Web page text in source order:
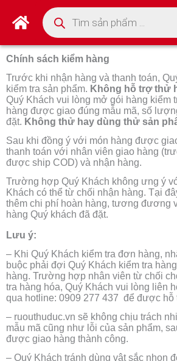
Chính sách kiểm hàng
Trước khi nhận hàng và thanh toán,
kiểm tra sản phẩm. Không hỗ trợ thử
Quý Khách vui lòng mở gói hàng kiểm
hàng được giao đúng mẫu mã, số
đặt. Không thử hay dùng thử sản
Sau khi đồng ý với món hàng được
thanh toán với nhân viên giao hàng
được ship COD) và nhận hàng.
Trường hợp Quý Khách không ưng ý
Khách có thể từ chối nhận hàng. Tại
thêm chi phí hoàn hàng, tương đương
hàng Quý khách đã đặt.
Lưu ý:
– Khi Quý Khách kiểm tra đơn hàng,
buộc phải đợi Quý Khách kiểm tra
hàng. Trường hợp nhân viên từ chối
tra hàng hóa, Quý Khách vui lòng liên
qua hotline: 0909 277 437 để được hỗ
– ruouthuduc.vn sẽ không chịu trách
mẫu mã cũng như lỗi của sản phẩm,
được giao hàng thành công.
– Quý Khách tránh dùng vật sắc nhọn